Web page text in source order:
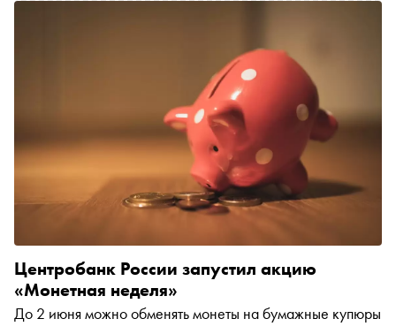
Центробанк России запустил акцию
«Монетная неделя»
До 2 июня можно обменять монеты на бумажные купюры